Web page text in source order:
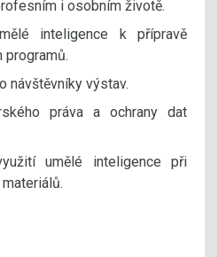
i osobním životě.
inteligence k přípravě
programů.
návštěvníky výstav.
práva a ochrany dat
umělé inteligence při